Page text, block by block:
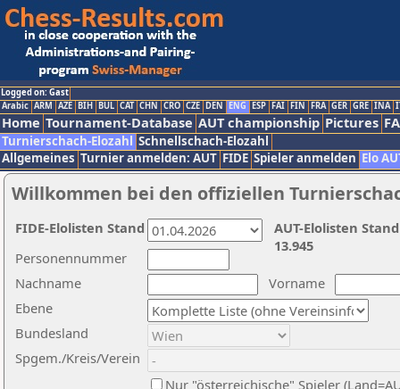
Logged on: Gast
Arabic ARM AZE BIH BUL CAT CHN CRO CZE DEN ENG ESP FAI FIN FRA GER GRE INA
Home Tournament-Database AUT championship Pictures
Turnierschach-Elozahl Schnellschach-Elozahl
Allgemeines Turnier anmelden: AUT FIDE Spieler anmelden Elo
Willkommen bei den offiziellen
Nachname
Vorname
Ebene
Personennummer
Bundesland
Spgem./Kreis/Verein
Nur "österreichische" Spieler
AUT-Elolisten
13.945
FIDE-Elolisten Stand